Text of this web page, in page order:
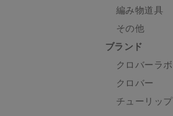
編み物道具
その他
ブランド
クロバーラボ
クロバー
チューリップ